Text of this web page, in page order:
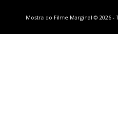
Mostra do Filme Marginal © 2026 -